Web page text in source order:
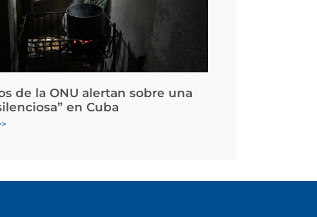
de la ONU alertan sobre una
en Cuba